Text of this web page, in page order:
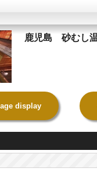
鹿児島 砂むし
display